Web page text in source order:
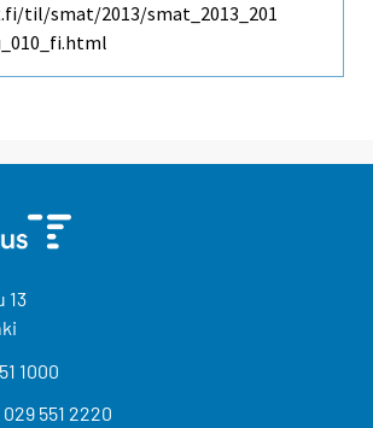
til/smat/2013/smat_2013_201
13
1000
029 551 2220